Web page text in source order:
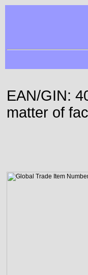
EAN/GIN:
matter of